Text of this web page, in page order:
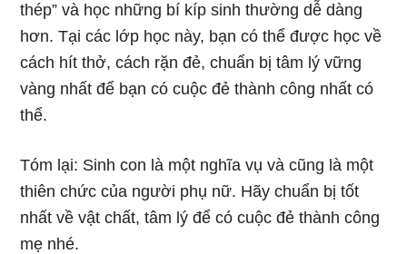
thép” và học những bí kíp sinh thường dễ dàng
hơn. Tại các lớp học này, bạn có thể được học về
cách hít thở, cách rặn đẻ, chuẩn bị tâm lý vững
vàng nhất để bạn có cuộc đẻ thành công nhất có
thể.
Tóm lại: Sinh con là một nghĩa vụ và cũng là một
thiên chức của người phụ nữ. Hãy chuẩn bị tốt
nhất về vật chất, tâm lý để có cuộc đẻ thành công
mẹ nhé.